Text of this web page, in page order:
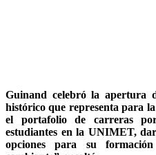
Guinand celebró la apertura
histórico que representa para
el portafolio de carreras
estudiantes en la UNIMET,
opciones para su